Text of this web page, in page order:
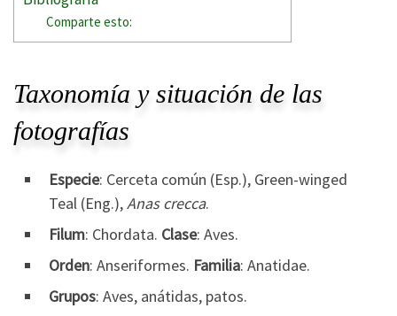
Comparte esto:
Taxonomía y situación de las
fotografías
Especie: Cerceta común (Esp.), Green-winged
Teal (Eng.),Anas crecca.
Filum: Chordata. Clase: Aves.
Orden: Anseriformes. Familia: Anatidae.
Grupos: Aves, anátidas, patos.